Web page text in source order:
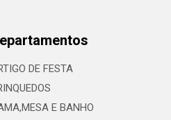
DE FESTA
E BANHO